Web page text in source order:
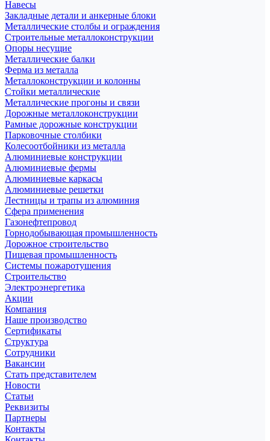
Навесы
Закладные детали и анкерные блоки
Металлические столбы и ограждения
Строительные металлоконструкции
Опоры несущие
Металлические балки
Ферма из металла
Металлоконструкции и колонны
Стойки металлические
Металлические прогоны и связи
Дорожные металлоконструкции
Рамные дорожные конструкции
Парковочные столбики
Колесоотбойники из металла
Алюминиевые конструкции
Алюминиевые фермы
Алюминиевые каркасы
Алюминиевые решетки
Лестницы и трапы из алюминия
Сфера применения
Газонефтепровод
Горнодобывающая промышленность
Дорожное строительство
Пищевая промышленность
Системы пожаротушения
Строительство
Электроэнергетика
Акции
Компания
Наше производство
Сертификаты
Структура
Сотрудники
Вакансии
Стать представителем
Новости
Статьи
Реквизиты
Партнеры
Контакты